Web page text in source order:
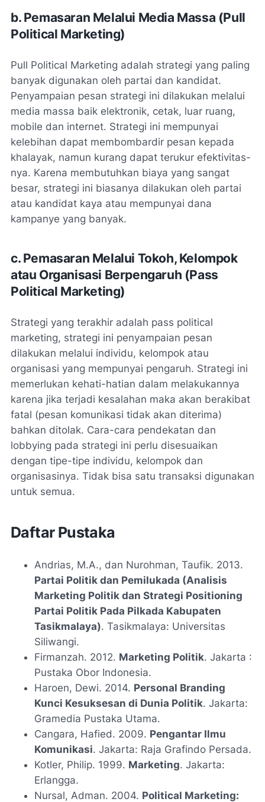
b. Pemasaran Melalui Media Massa (Pull
Political Marketing)
Pull Political Marketing adalah strategi yang paling
banyak digunakan oleh partai dan kandidat.
Penyampaian pesan strategi ini dilakukan melalui
media massa baik elektronik, cetak, luar ruang,
mobile dan internet. Strategi ini mempunyai
kelebihan dapat membombardir pesan kepada
khalayak, namun kurang dapat terukur efektivitas-
nya. Karena membutuhkan biaya yang sangat
besar, strategi ini biasanya dilakukan oleh partai
atau kandidat kaya atau mempunyai dana
kampanye yang banyak.
c. Pemasaran Melalui Tokoh, Kelompok
atau Organisasi Berpengaruh (Pass
Political Marketing)
Strategi yang terakhir adalah pass political
marketing, strategi ini penyampaian pesan
dilakukan melalui individu, kelompok atau
organisasi yang mempunyai pengaruh. Strategi ini
memerlukan kehati-hatian dalam melakukannya
karena jika terjadi kesalahan maka akan berakibat
fatal (pesan komunikasi tidak akan diterima)
bahkan ditolak. Cara-cara pendekatan dan
lobbying pada strategi ini perlu disesuaikan
dengan tipe-tipe individu, kelompok dan
organisasinya. Tidak bisa satu transaksi digunakan
untuk semua.
Daftar Pustaka
Andrias, M.A., dan Nurohman, Taufik. 2013.
Partai Politik dan Pemilukada (Analisis
Marketing Politik dan Strategi Positioning
Partai Politik Pada Pilkada Kabupaten
Tasikmalaya). Tasikmalaya: Universitas
Siliwangi.
Firmanzah. 2012. Marketing Politik. Jakarta :
Pustaka Obor Indonesia.
Haroen, Dewi. 2014. Personal Branding
Kunci Kesuksesan di Dunia Politik. Jakarta:
Gramedia Pustaka Utama.
Cangara, Hafied. 2009. Pengantar Ilmu
Komunikasi. Jakarta: Raja Grafindo Persada.
Kotler, Philip. 1999. Marketing. Jakarta:
Erlangga.
Nursal, Adman. 2004. Political Marketing: